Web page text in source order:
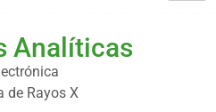
Analíticas
de Rayos X